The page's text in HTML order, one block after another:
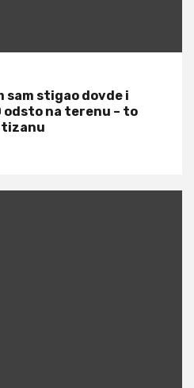
sam stigao dovde i
odsto na terenu – to